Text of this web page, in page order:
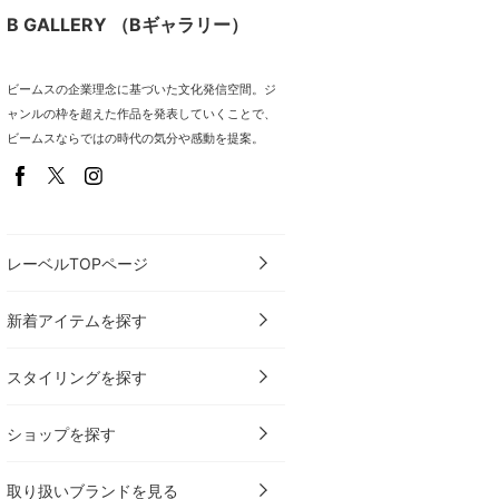
B GALLERY （Bギャラリー）
ビームスの企業理念に基づいた文化発信空間。ジ
ャンルの枠を超えた作品を発表していくことで、
ビームスならではの時代の気分や感動を提案。
レーベルTOPページ
新着アイテムを探す
スタイリングを探す
ショップを探す
取り扱いブランドを見る